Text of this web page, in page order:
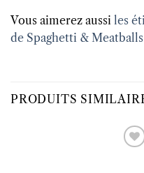
Vous aimerez aussi les
de Spaghetti & Meatballs
PRODUITS